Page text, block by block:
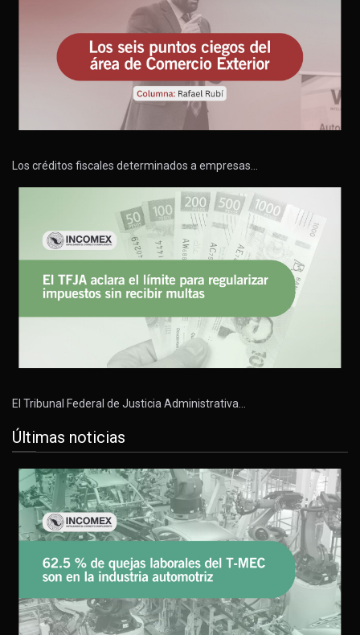
Los créditos fiscales determinados a empresas…
El Tribunal Federal de Justicia Administrativa…
Últimas noticias